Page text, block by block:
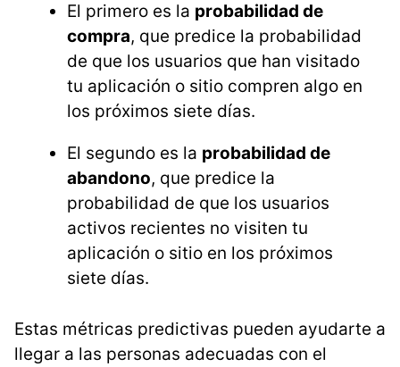
El primero es la probabilidad de
compra, que predice la probabilidad
de que los usuarios que han visitado
tu aplicación o sitio compren algo en
los próximos siete días.
El segundo es la probabilidad de
abandono, que predice la
probabilidad de que los usuarios
activos recientes no visiten tu
aplicación o sitio en los próximos
siete días.
Estas métricas predictivas pueden ayudarte a
llegar a las personas adecuadas con el